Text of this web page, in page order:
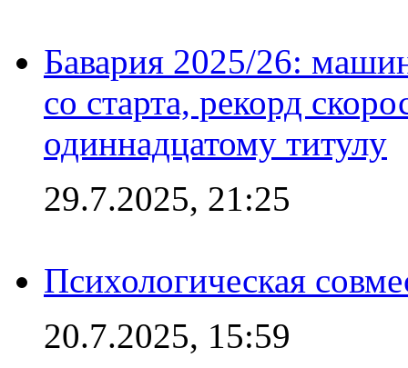
Бавария 2025/26:
со старта, рекорд
одиннадцатому титулу
29.7.2025, 21:25
Психологическая
20.7.2025, 15:59